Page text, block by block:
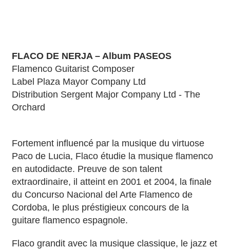
FLACO DE NERJA – Album PASEOS
Flamenco Guitarist Composer
Label Plaza Mayor Company Ltd
Distribution Sergent Major Company Ltd - The
Orchard
Fortement influencé par la musique du virtuose
Paco de Lucia, Flaco étudie la musique flamenco
en autodidacte. Preuve de son talent
extraordinaire, il atteint en 2001 et 2004, la finale
du Concurso Nacional del Arte Flamenco de
Cordoba, le plus préstigieux concours de la
guitare flamenco espagnole.
Flaco grandit avec la musique classique, le jazz et